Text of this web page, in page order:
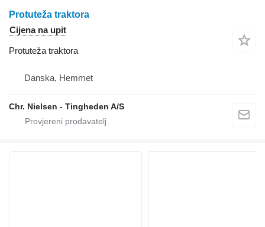
Protuteža traktora
Cijena na upit
Protuteža traktora
Danska, Hemmet
Chr. Nielsen - Tingheden A/S